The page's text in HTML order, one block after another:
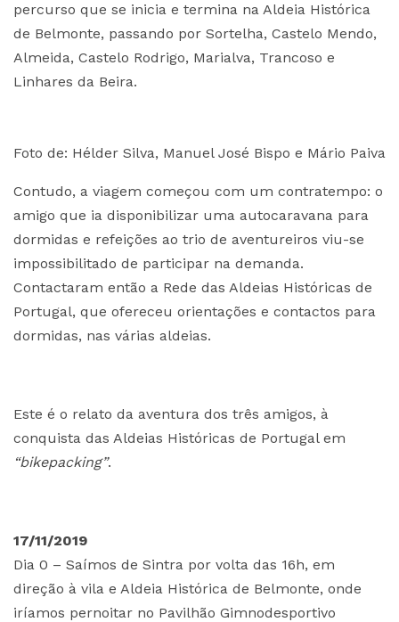
percurso que se inicia e termina na Aldeia Histórica
de Belmonte, passando por Sortelha, Castelo Mendo,
Almeida, Castelo Rodrigo, Marialva, Trancoso e
Linhares da Beira.
Foto de: Hélder Silva, Manuel José Bispo e Mário Paiva
Contudo, a viagem começou com um contratempo: o
amigo que ia disponibilizar uma autocaravana para
dormidas e refeições ao trio de aventureiros viu-se
impossibilitado de participar na demanda.
Contactaram então a Rede das Aldeias Históricas de
Portugal, que ofereceu orientações e contactos para
dormidas, nas várias aldeias.
Este é o relato da aventura dos três amigos, à
conquista das Aldeias Históricas de Portugal em
“bikepacking”.
17/11/2019
Dia 0 – Saímos de Sintra por volta das 16h, em
direção à vila e Aldeia Histórica de Belmonte, onde
iríamos pernoitar no Pavilhão Gimnodesportivo